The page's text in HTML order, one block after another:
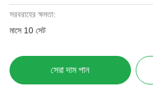
সরবরাহের ক্ষমতা:
মাসে 10 সেট
সেরা দাম পান